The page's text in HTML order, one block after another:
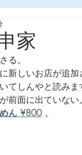
ておきたいコト
食べんじーの美味
たドキュメンタリー
家
る。
新しいお店が追
てしんやと読みま
前面に出ていない
ん ¥800 。